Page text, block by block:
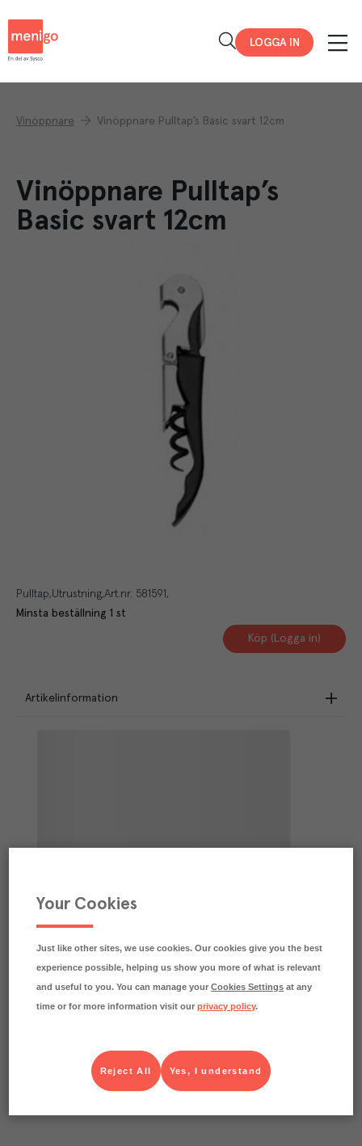
LOGGA IN
Vinöppnare Vinöppnare Pulltap’s Basic svart 12cm
Vinöppnare Pulltap’s
Basic svart 12cm
Pulltap Utrustning Art.nr. 581591
Minsta beställning 1 st
Köp (Logga in)
Artikelinformation
Your Cookies
Just like other sites, we use cookies. Our cookies give you the best
experience possible, helping us show you more of what is relevant
and useful to you. You can manage yourCookies Settings at any
time or for more information visit ourprivacy policy.
Yes, I understand
Reject All